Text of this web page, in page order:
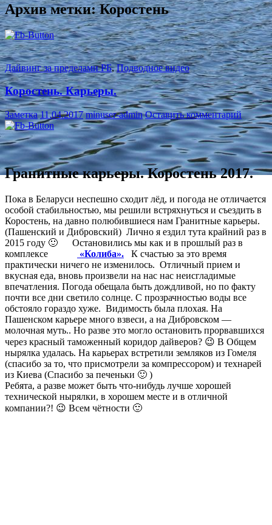
Архив метки: Коростень
Дайвинг за пределами РБ,Подводное видео
Коростень. Карьеры.
Заметка 11.04.2017 minuser-admin Оставить комментарий
Гранитные карьеры. Коростень 2017.
Пока в Беларуси неспешно сходит лёд, и погода не отличается
особой стабильностью, мы решили встряхнуться и съездить в
Коростень, на давно полюбившиеся нам Гранитные карьеры.
(Пашенский и Дибровский) Лично я ездил тута крайний раз в
2015 году 🙂 Остановились мы как и в прошлый раз в
комплексе
«Колиба». К счастью за это время
практически ничего не изменилось. Отличный прием и
вкусная еда, вновь произвели на нас нас неисгладимые
впечатления. Погода обещала быть дождливой, но по факту
почти все дни светило солнце. С прозрачностью воды все
обстояло гораздо хуже. Видимость была плохая. На
Пашенском карьере много взвеси, а на Дибровском —
молочная муть.. Но разве это могло остановить прорвавшихся
через красный таможенный коридор дайверов? 😉 В Общем
нырялка удалась. На карьерах встретили земляков из Гомеля
(спасибо за то, что присмотрели за компрессором) и технарей
из Киева (Спасибо за печеньки 🙂 )
Ребята, а разве может быть что-нибудь лучше хорошей
технической нырялки, в хорошем месте и в отличной
компании?! 😉 Всем чётности 🙂